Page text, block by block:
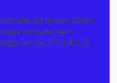
auf diesen Seiten
vermerkt, dem
des RTR ATUS